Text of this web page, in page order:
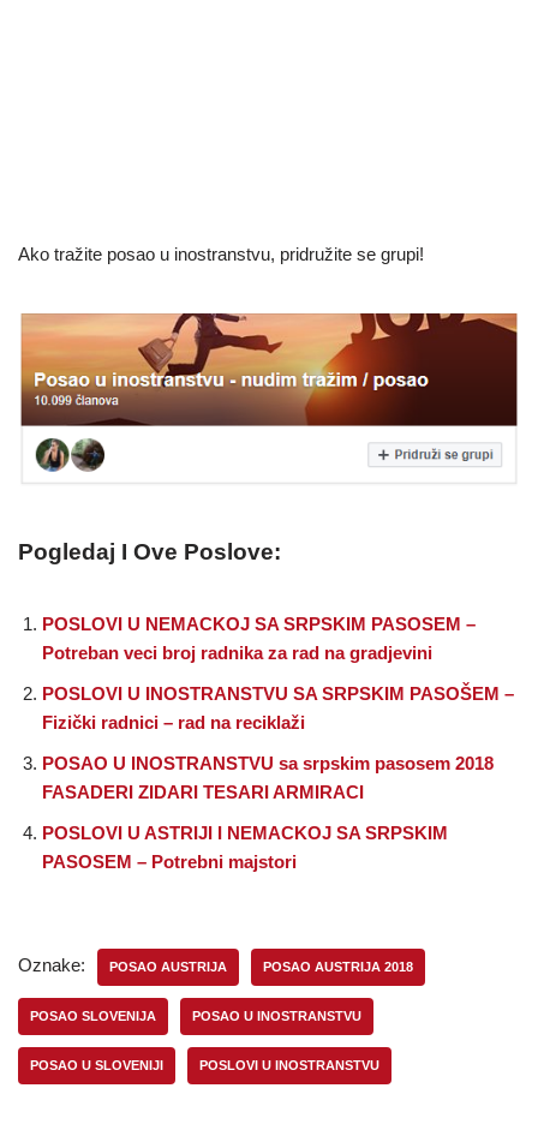
Ako tražite posao u inostranstvu, pridružite se grupi!
Pogledaj I Ove Poslove:
POSLOVI U NEMACKOJ SA SRPSKIM PASOSEM –
Potreban veci broj radnika za rad na gradjevini
POSLOVI U INOSTRANSTVU SA SRPSKIM PASOŠEM –
Fizički radnici – rad na reciklaži
POSAO U INOSTRANSTVU sa srpskim pasosem 2018
FASADERI ZIDARI TESARI ARMIRACI
POSLOVI U ASTRIJI I NEMACKOJ SA SRPSKIM
PASOSEM – Potrebni majstori
Oznake: POSAO AUSTRIJA POSAO AUSTRIJA 2018
POSAO SLOVENIJA POSAO U INOSTRANSTVU
POSAO U SLOVENIJI POSLOVI U INOSTRANSTVU